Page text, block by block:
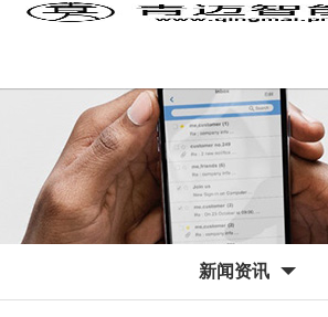
新闻资讯